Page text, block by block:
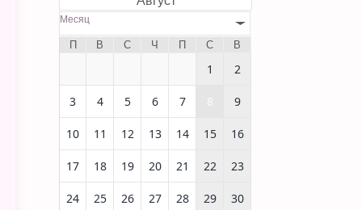
Месяц
П В С Ч П С В
1 2
3 4 5 6 7 8 9
10 11 12 13 14 15 16
17 18 19 20 21 22 23
24 25 26 27 28 29 30